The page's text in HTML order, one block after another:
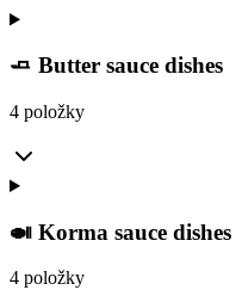
🧈 Butter sauce dishes
4 položky
🍛 Korma sauce dishes
4 položky